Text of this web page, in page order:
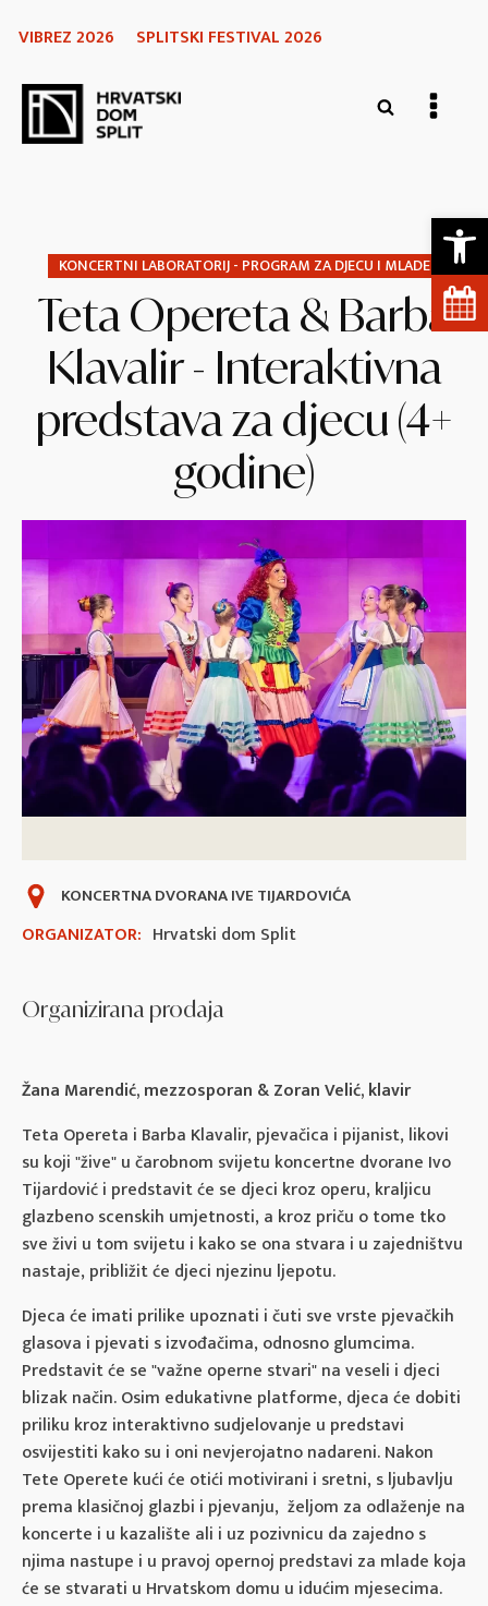
VIBREZ 2026 SPLITSKI FESTIVAL 2026
KONCERTNI LABORATORIJ - PROGRAM ZA DJECU I MLADE
Teta Opereta & Barba
Klavalir - Interaktivna
predstava za djecu (4+
godine)
ORGANIZATOR: Hrvatski dom Split
KONCERTNA DVORANA IVE TIJARDOVIĆA
Organizirana prodaja
Žana Marendić, mezzosporan & Zoran Velić, klavir
Teta Opereta i Barba Klavalir, pjevačica i pijanist, likovi
su koji "žive" u čarobnom svijetu koncertne dvorane Ivo
Tijardović i predstavit će se djeci kroz operu, kraljicu
glazbeno scenskih umjetnosti, a kroz priču o tome tko
sve živi u tom svijetu i kako se ona stvara i u zajedništvu
nastaje, približit će djeci njezinu ljepotu.
Djeca će imati prilike upoznati i čuti sve vrste pjevačkih
glasova i pjevati s izvođačima, odnosno glumcima.
Predstavit će se "važne operne stvari" na veseli i djeci
blizak način. Osim edukativne platforme, djeca će dobiti
priliku kroz interaktivno sudjelovanje u predstavi
osvijestiti kako su i oni nevjerojatno nadareni. Nakon
Tete Operete kući će otići motivirani i sretni, s ljubavlju
prema klasičnoj glazbi i pjevanju, željom za odlaženje na
koncerte i u kazalište ali i uz pozivnicu da zajedno s
njima nastupe i u pravoj opernoj predstavi za mlade koja
će se stvarati u Hrvatskom domu u idućim mjesecima.